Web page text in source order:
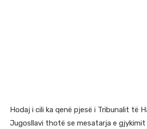
Hodaj i cili ka qenë pjesë i Tribunalit të
Jugosllavi thotë se mesatarja e gjykimit